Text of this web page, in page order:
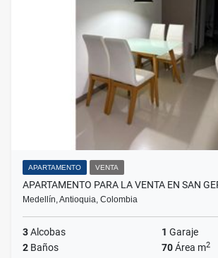
APARTAMENTO VENTA
APARTAMENTO PARA LA VENTA EN SAN
Medellín, Antioquia, Colombia
3Alcobas 1 Garaje
2 Baños 70Área m2